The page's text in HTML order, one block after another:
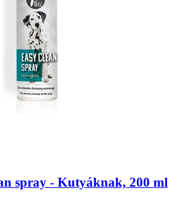
spray -​ Kutyáknak, 200 ml